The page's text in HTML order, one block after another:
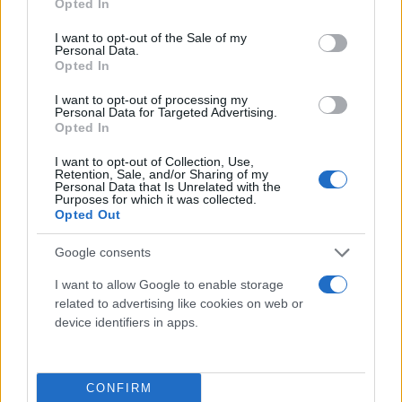
use your data for below specified purposes in below Google
consent section.
Opted In
I want to opt-out of the Sale of my
Personal Data.
Opted In
I want to opt-out of processing my
Personal Data for Targeted Advertising.
Opted In
I want to opt-out of Collection, Use,
Retention, Sale, and/or Sharing of my
Personal Data that Is Unrelated with the
Purposes for which it was collected.
Opted Out
Google consents
I want to allow Google to enable storage
related to advertising like cookies on web or
device identifiers in apps.
CONFIRM
Βέλγιο: Τερματοφύλακας πέθανε μετά από
απόκρουση πέναλτι
12.02.2023 12:20